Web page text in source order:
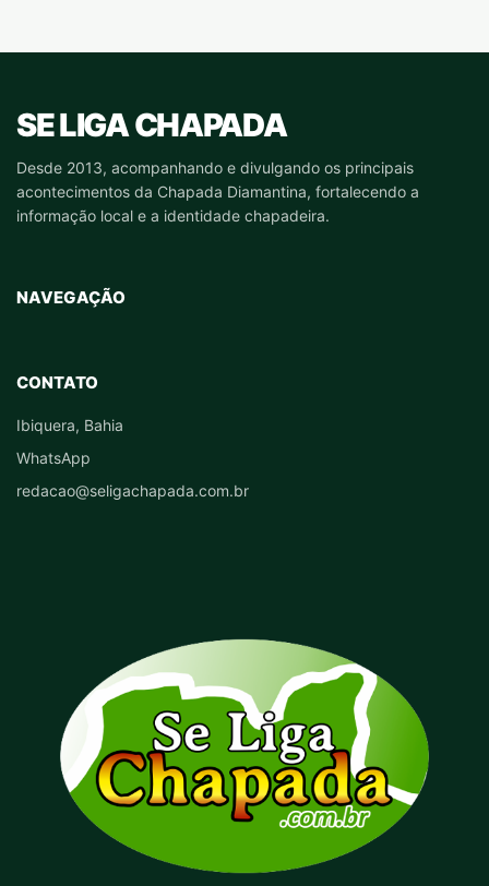
SE LIGA CHAPADA
Desde 2013, acompanhando e divulgando os principais
acontecimentos da Chapada Diamantina, fortalecendo a
informação local e a identidade chapadeira.
NAVEGAÇÃO
CONTATO
Ibiquera, Bahia
WhatsApp
redacao@seligachapada.com.br